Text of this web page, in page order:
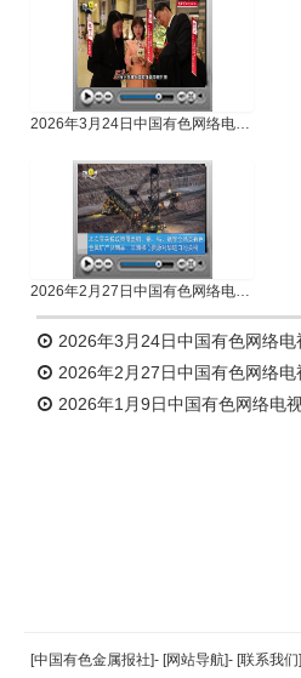
2026年3月24日中国有色网络电视新闻
2026年2月27日中国有色网络电视新闻
2026年3月24日中国有色网络电
2026年2月27日中国有色网络电
2026年1月9日中国有色网络电
返回顶部
[中国有色金属报社]- [网站导航]- [联系我们]